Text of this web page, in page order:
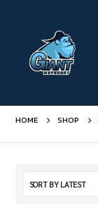
HOME SHOP